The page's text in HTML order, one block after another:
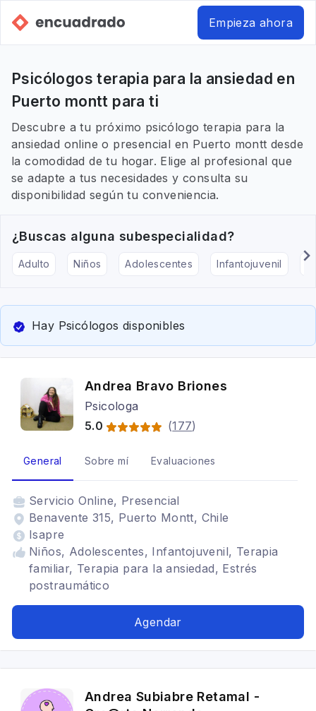
Empieza ahora
Psicólogos terapia para la ansiedad en
Puerto montt para ti
Descubre a tu próximo psicólogo terapia para la
ansiedad online o presencial en Puerto montt desde
la comodidad de tu hogar. Elige al profesional que
se adapte a tus necesidades y consulta su
disponibilidad según tu conveniencia.
¿Buscas alguna subespecialidad?
Adulto Niños Adolescentes Infantojuvenil
Hay Psicólogos disponibles
Andrea Bravo Briones
Psicologa
5.0
(177)
General Sobre mí Evaluaciones
Servicio Online, Presencial
Benavente 315, Puerto Montt, Chile
Isapre
Niños, Adolescentes, Infantojuvenil, Terapia
familiar, Terapia para la ansiedad, Estrés
postraumático
Agendar
Andrea Subiabre Retamal -